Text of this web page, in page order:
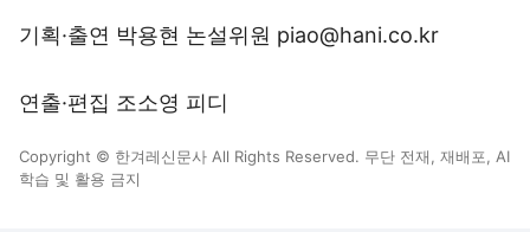
기획·출연 박용현 논설위원 piao@hani.co.kr
연출·편집 조소영 피디
Copyright © 한겨레신문사 All Rights Reserved. 무단 전재, 재배포, AI
학습 및 활용 금지